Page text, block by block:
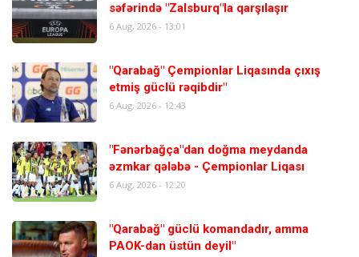
səfərində "Zalsburq"la qarşılaşır
6 Aug, 2026 - 13:01
"Qarabağ" Çempionlar Liqasında çıxış
etmiş güclü rəqibdir"
6 Aug, 2026 - 12:43
"Fənərbağça"dan doğma meydanda
əzmkar qələbə - Çempionlar Liqası
6 Aug, 2026 - 12:20
"Qarabağ" güclü komandadır, amma
PAOK-dan üstün deyil"